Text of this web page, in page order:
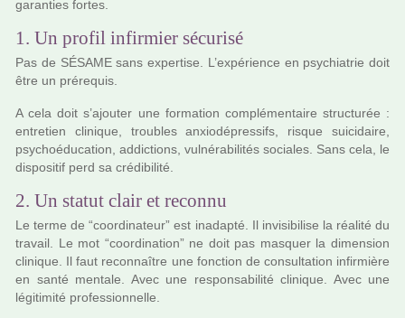
garan­ties fortes.
1. Un profil infirmier sécurisé
Pas de SÉSAME sans exper­tise. L’expé­rience en psy­chia­trie doit
être un pré­re­quis.
A cela doit s’ajou­ter une for­ma­tion com­plé­men­taire struc­tu­rée :
entre­tien cli­ni­que, trou­bles anxio­dé­pres­sifs, risque sui­ci­daire,
psy­choé­du­ca­tion, addic­tions, vul­né­ra­bi­li­tés socia­les. Sans cela, le
dis­po­si­tif perd sa cré­di­bi­lité.
2. Un statut clair et reconnu
Le terme de “coor­di­na­teur” est ina­dapté. Il invi­si­bi­lise la réa­lité du
tra­vail. Le mot “coor­di­na­tion” ne doit pas mas­quer la dimen­sion
cli­ni­que. Il faut reconnaî­tre une fonc­tion de consul­ta­tion infir­mière
en santé men­tale. Avec une res­pon­sa­bi­lité cli­ni­que. Avec une
légi­ti­mité pro­fes­sion­nelle.